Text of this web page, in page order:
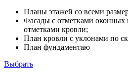
Планы этажей со всеми
Фасады с отметками оконных
отметками кровли;
План кровли с уклонами по
План фундаментаю
Выбрать